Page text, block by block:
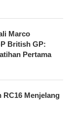
Marco
British GP:
Pertama
RC16 Menjelang